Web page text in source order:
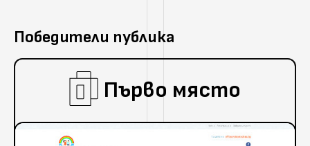
Победители публика
Първо място